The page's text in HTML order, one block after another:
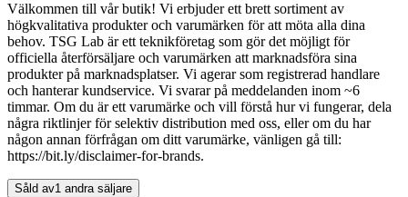
Välkommen till vår butik! Vi erbjuder ett brett sortiment av
högkvalitativa produkter och varumärken för att möta alla dina
behov. TSG Lab är ett teknikföretag som gör det möjligt för
officiella återförsäljare och varumärken att marknadsföra sina
produkter på marknadsplatser. Vi agerar som registrerad handlare
och hanterar kundservice. Vi svarar på meddelanden inom ~6
timmar. Om du är ett varumärke och vill förstå hur vi fungerar, dela
några riktlinjer för selektiv distribution med oss, eller om du har
någon annan förfrågan om ditt varumärke, vänligen gå till:
https://bit.ly/disclaimer-for-brands.
Såld av1 andra säljare